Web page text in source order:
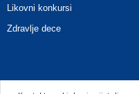
Likovni konkursi
Zdravlje dece